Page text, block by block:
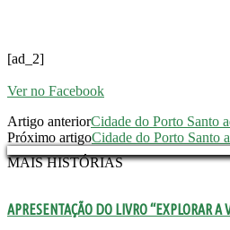
[ad_2]
Ver no Facebook
Artigo anteriorCidade do Porto Santo
Próximo artigoCidade do Porto Santo
MAIS HISTÓRIAS
APRESENTAÇÃO DO LIVRO “EXPLORAR A